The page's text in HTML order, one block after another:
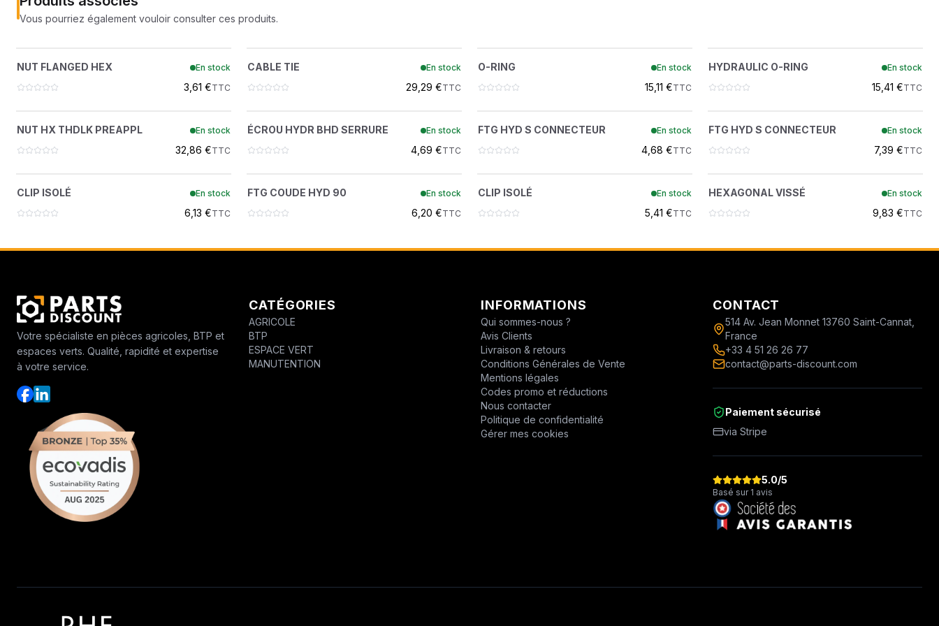
ATLAS COPCO FORAGE DEMOLITION
CHABAS
D.P.P.M.
DESVOYS
DEUTZ
Vous pourriez également vouloir consulter ces produits.
43DM10
NUT FLANGED HEX En stock
3,61 €TTC
CABLE TIE En stock
29,29 €TTC
O-RING En stock
15,11 €TTC
79K4
HYDRAULIC O-RING En stock
15,41 €TTC
?
51DM10
NUT HX THDLK PREAPPL En stock
32,86 €TTC
?
86F5
ÉCROU HYDR BHD SERRURE En stock
4,69 €TTC
?
15KB0404
FTG HYD S CONNECTEUR En stock
4,68 €TTC
?
15KB0406
FTG HYD S CONNECTEUR En stock
7,39 €TTC
CLIP ISOLÉ En stock
6,13 €TTC
17KB0406
FTG COUDE HYD 90 En stock
6,20 €TTC
CLIP ISOLÉ En stock
5,41 €TTC
HEXAGONAL VISSÉ
26GM10020
HEXAGONAL VISSÉ En stock
9,83 €TTC
Votre spécialiste en pièces agricoles, BTP et
espaces verts. Qualité, rapidité et expertise
à votre service.
CATÉGORIES
AGRICOLE
BTP
ESPACE VERT
MANUTENTION
INFORMATIONS
Qui sommes-nous ?
Avis Clients
Livraison & retours
Conditions Générales de Vente
Mentions légales
Codes promo et réductions
Nous contacter
Politique de confidentialité
Gérer mes cookies
CONTACT
514 Av. Jean Monnet 13760 Saint-Cannat,
France
+33 4 51 26 26 77
contact@parts-discount.com
Paiement sécurisé
via Stripe
5.0/5
Basé sur 1 avis